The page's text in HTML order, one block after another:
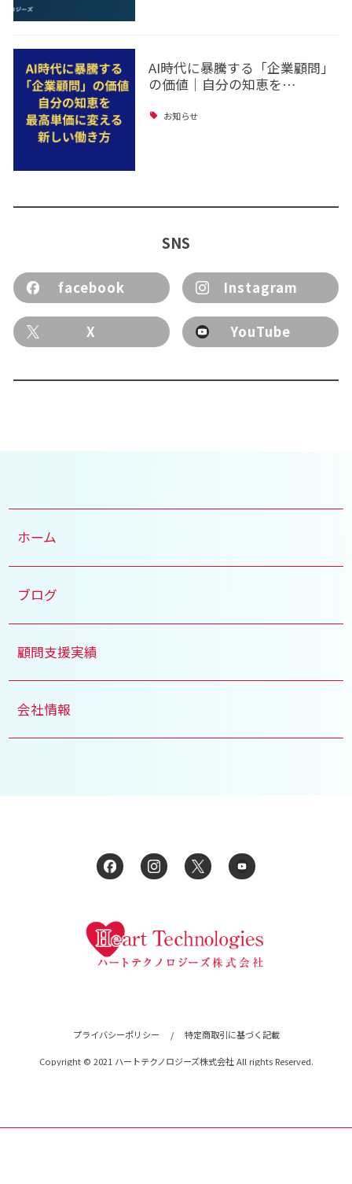
AI時代に暴騰する「企業顧問」
の価値｜自分の知恵を…
お知らせ
SNS
facebook Instagram
X YouTube
ホーム
ブログ
顧問支援実績
会社情報
プライバシーポリシー / 特定商取引に基づく記載
Copyright © 2021 ハートテクノロジーズ株式会社 All rights Reserved.